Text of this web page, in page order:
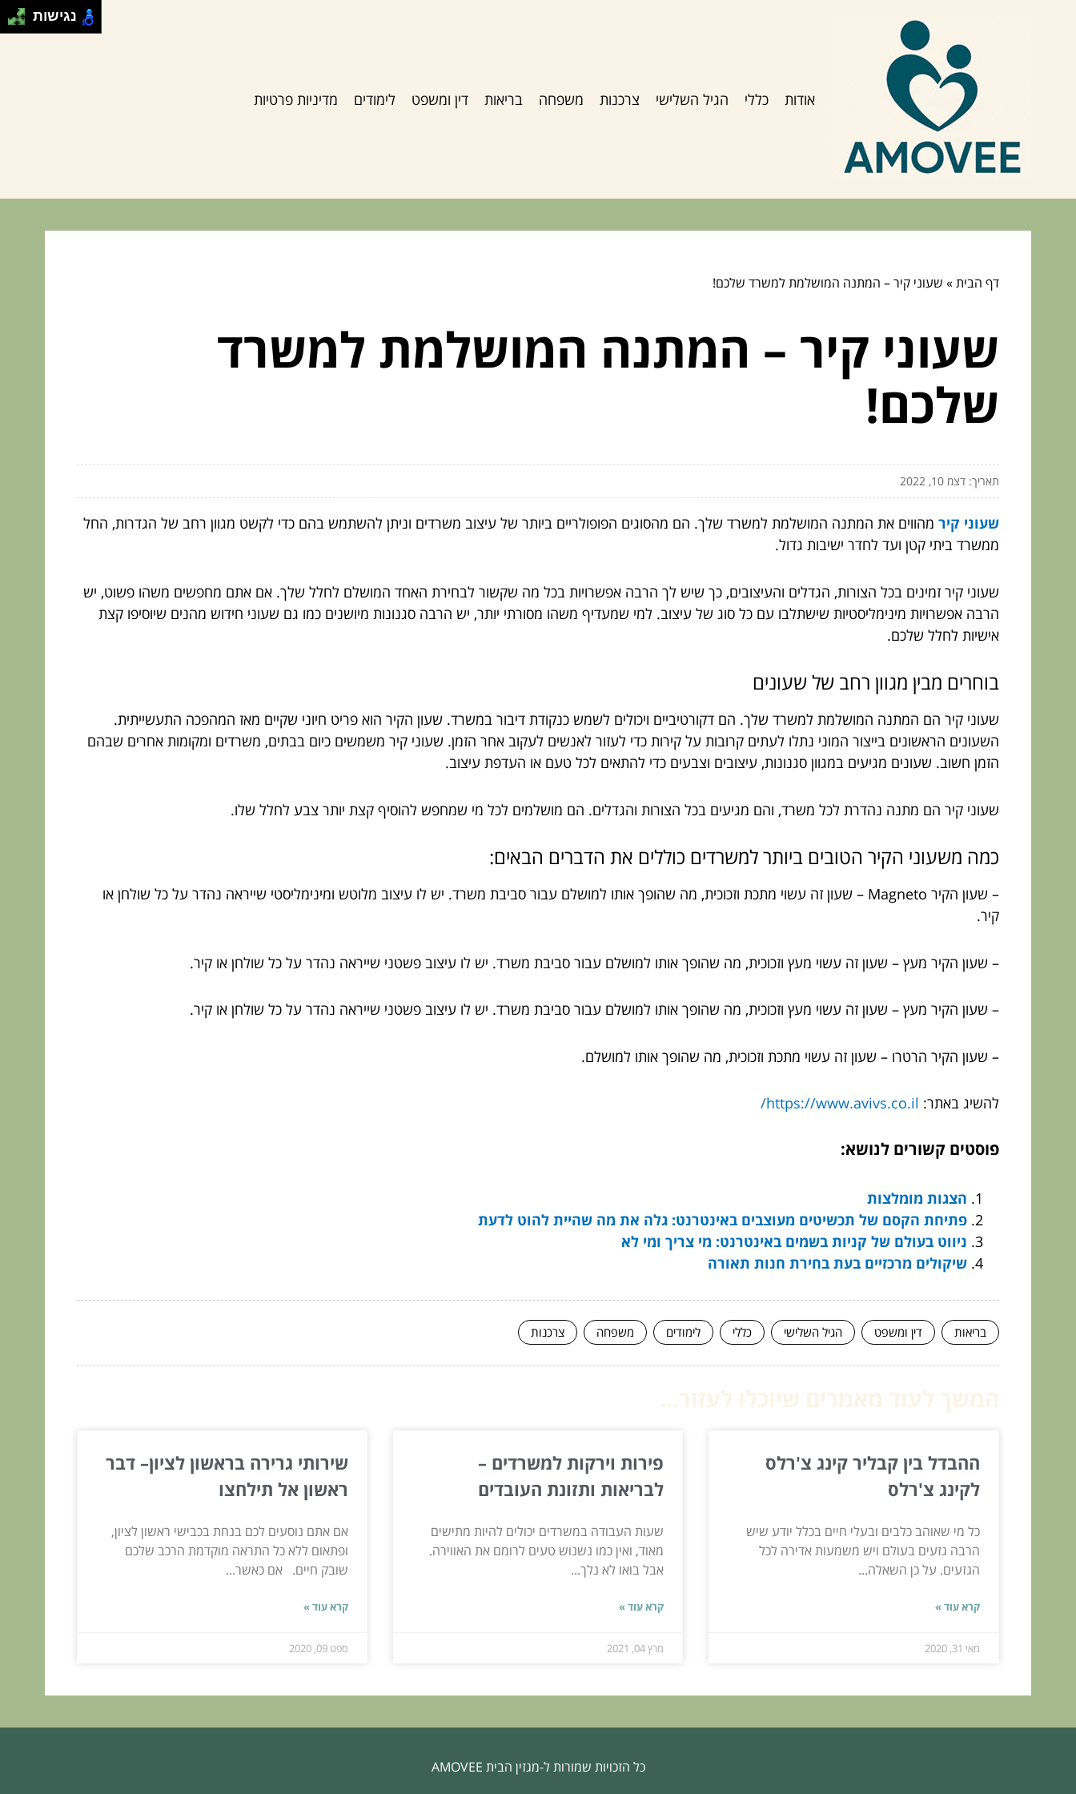
אודות כללי הגיל השלישי צרכנות משפחה בריאות דין ומשפט לימודים מדיניות פרטיות
דף הבית» שעוני קיר – המתנה המושלמת למשרד שלכם!
שעוני קיר – המתנה המושלמת למשרד
שלכם!
תאריך: דצמ 10, 2022
שעוני קיר מהווים את המתנה המושלמת למשרד שלך. הם מהסוגים הפופולריים ביותר של עיצוב משרדים וניתן להשתמש בהם כדי לקשט מגוון רחב של הגדרות, החל
ממשרד ביתי קטן ועד לחדר ישיבות גדול.
שעוני קיר זמינים בכל הצורות, הגדלים והעיצובים, כך שיש לך הרבה אפשרויות בכל מה שקשור לבחירת האחד המושלם לחלל שלך. אם אתם מחפשים משהו פשוט, יש
הרבה אפשרויות מינימליסטיות שישתלבו עם כל סוג של עיצוב. למי שמעדיף משהו מסורתי יותר, יש הרבה סגנונות מיושנים כמו גם שעוני חידוש מהנים שיוסיפו קצת
אישיות לחלל שלכם.
בוחרים מבין מגוון רחב שלשעונים
שעוני קיר הם המתנה המושלמת למשרד שלך. הם דקורטיביים ויכולים לשמש כנקודת דיבור במשרד. שעון הקיר הוא פריט חיוני שקיים מאז המהפכה התעשייתית.
השעונים הראשונים בייצור המוני נתלו לעתים קרובות על קירות כדי לעזור לאנשים לעקוב אחר הזמן. שעוני קיר משמשים כיום בבתים, משרדים ומקומות אחרים שבהם
הזמן חשוב. שעונים מגיעים במגוון סגנונות, עיצובים וצבעים כדי להתאים לכל טעם או העדפת עיצוב.
שעוני קיר הם מתנה נהדרת לכל משרד, והם מגיעים בכל הצורות והגדלים. הם מושלמים לכל מי שמחפש להוסיף קצת יותר צבע לחלל שלו.
כמה משעוני הקיר הטובים ביותרלמשרדים כוללים את הדברים הבאים:
– שעון הקיר Magneto – שעון זה עשוי מתכת וזכוכית, מה שהופך אותו למושלם עבור סביבת משרד. יש לו עיצוב מלוטש ומינימליסטי שייראה נהדר על כל שולחן או
קיר.
– שעון הקיר מעץ – שעון זה עשוי מעץ וזכוכית, מה שהופך אותו למושלם עבור סביבת משרד. יש לו עיצוב פשטני שייראה נהדר על כל שולחן או קיר.
– שעון הקיר מעץ – שעון זה עשוי מעץ וזכוכית, מה שהופך אותו למושלם עבור סביבת משרד. יש לו עיצוב פשטני שייראה נהדר על כל שולחן או קיר.
– שעון הקיר הרטרו – שעון זה עשוי מתכת וזכוכית, מה שהופך אותו למושלם.
להשיג באתר: https://www.avivs.co.il/
פוסטים קשורים לנושא:
הצגות מומלצות
פתיחת הקסם של תכשיטים מעוצבים באינטרנט: גלה את מה שהיית להוט לדעת
ניווט בעולם של קניות בשמים באינטרנט: מי צריך ומי לא
שיקולים מרכזיים בעת בחירת חנות תאורה
בריאות דין ומשפט הגיל השלישי כללי לימודים משפחה צרכנות
ההבדל בין קבליר קינג צ'רלס
לקינג צ'רלס
כל מי שאוהב כלבים ובעלי חיים בכלל יודע שיש
הרבה גזעים בעולם ויש משמעות אדירה לכל
הגזעים. על כן השאלה...
קרא עוד »
מאי 31, 2020
פירות וירקות למשרדים –
לבריאות ותזונת העובדים
שעות העבודה במשרדים יכולים להיות מתישים
מאוד, ואין כמו נשנוש טעים לרומם את האווירה.
אבל בואו לא נלך...
קרא עוד »
מרץ 04, 2021
שירותי גרירה בראשון לציון– דבר
ראשון אל תילחצו
אם אתם נוסעים לכם בנחת בכבישי ראשון לציון,
ופתאום ללא כל התראה מוקדמת הרכב שלכם
שובק חיים. אם כאשר...
קרא עוד »
ספט 09, 2020
כל הזכויות שמורות ל-מגזין הבית AMOVEE
נגישות